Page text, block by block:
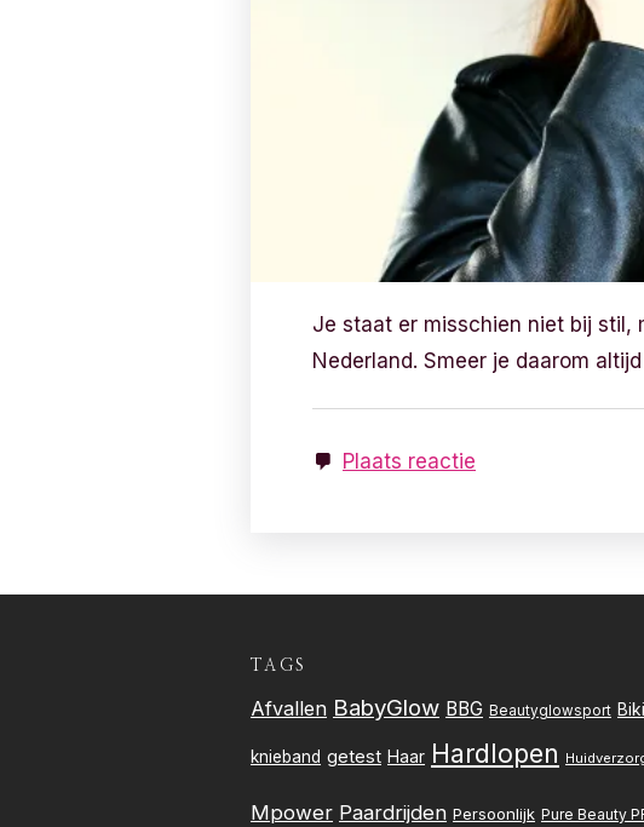
Je staat er misschien niet bij stil,
Nederland. Smeer je daarom
Plaats reactie
TAGS
Afvallen BabyGlow BBG Beautyglowsport
knieband getest Haar Hardlopen
Mpower Paardrijden Persoonlijk Pure Beauty